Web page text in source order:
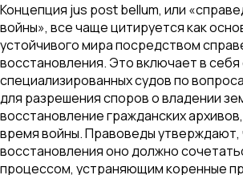
Концепция jus post bellum, или
войны», все чаще цитируется как
устойчивого мира посредством
восстановления. Это включает в себя
специализированных судов по
для разрешения споров о владении
восстановление гражданских
время войны. Правоведы утверждают,
восстановления оно должно
процессом, устраняющим коренные